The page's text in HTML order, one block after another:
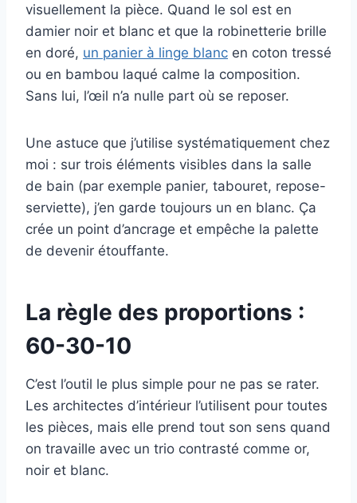
visuellement la pièce. Quand le sol est en
damier noir et blanc et que la robinetterie brille
en doré, un panier à linge blanc en coton tressé
ou en bambou laqué calme la composition.
Sans lui, l’œil n’a nulle part où se reposer.
Une astuce que j’utilise systématiquement chez
moi : sur trois éléments visibles dans la salle
de bain (par exemple panier, tabouret, repose-
serviette), j’en garde toujours un en blanc. Ça
crée un point d’ancrage et empêche la palette
de devenir étouffante.
La règle des proportions :
60-30-10
C’est l’outil le plus simple pour ne pas se rater.
Les architectes d’intérieur l’utilisent pour toutes
les pièces, mais elle prend tout son sens quand
on travaille avec un trio contrasté comme or,
noir et blanc.